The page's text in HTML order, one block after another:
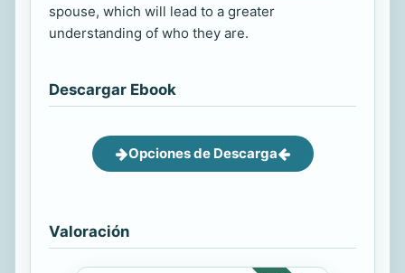
spouse, which will lead to a greater
understanding of who they are.
Descargar Ebook
Opciones de Descarga
Valoración